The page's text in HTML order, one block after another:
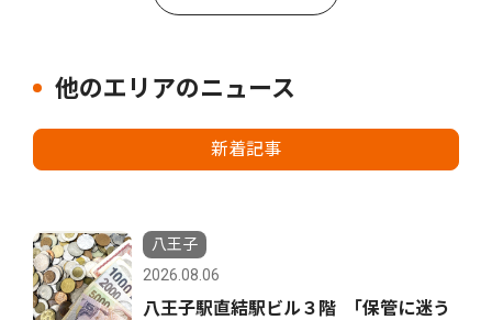
他のエリアのニュース
新着記事
八王子
2026.08.06
八王子駅直結駅ビル３階 ｢保管に迷う